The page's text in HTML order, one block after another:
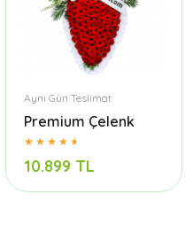
Aynı Gün Teslimat
Premium Çelenk
10.899 TL